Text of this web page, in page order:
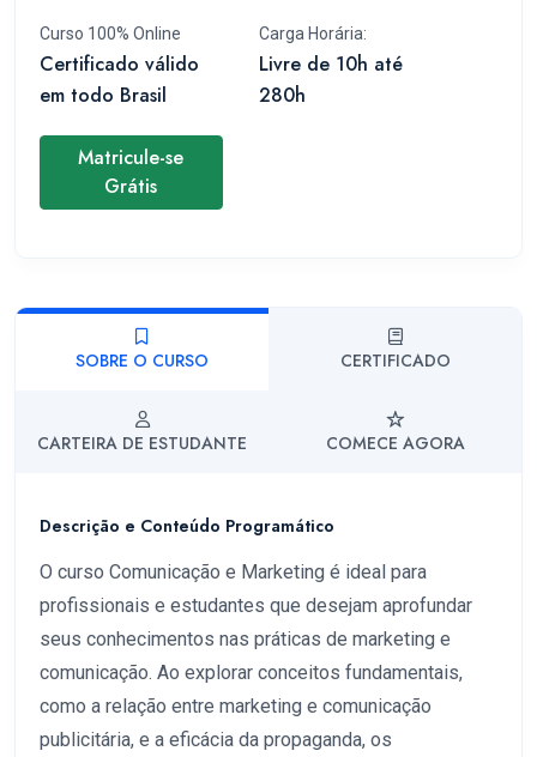
Curso 100% Online
Certificado válido
em todo Brasil
Carga Horária:
Livre de 10h até
280h
Matricule-se
Grátis
SOBRE O CURSO CERTIFICADO
CARTEIRA DE ESTUDANTE COMECE AGORA
Descrição e Conteúdo Programático
O curso Comunicação e Marketing é ideal para
profissionais e estudantes que desejam aprofundar
seus conhecimentos nas práticas de marketing e
comunicação. Ao explorar conceitos fundamentais,
como a relação entre marketing e comunicação
publicitária, e a eficácia da propaganda, os